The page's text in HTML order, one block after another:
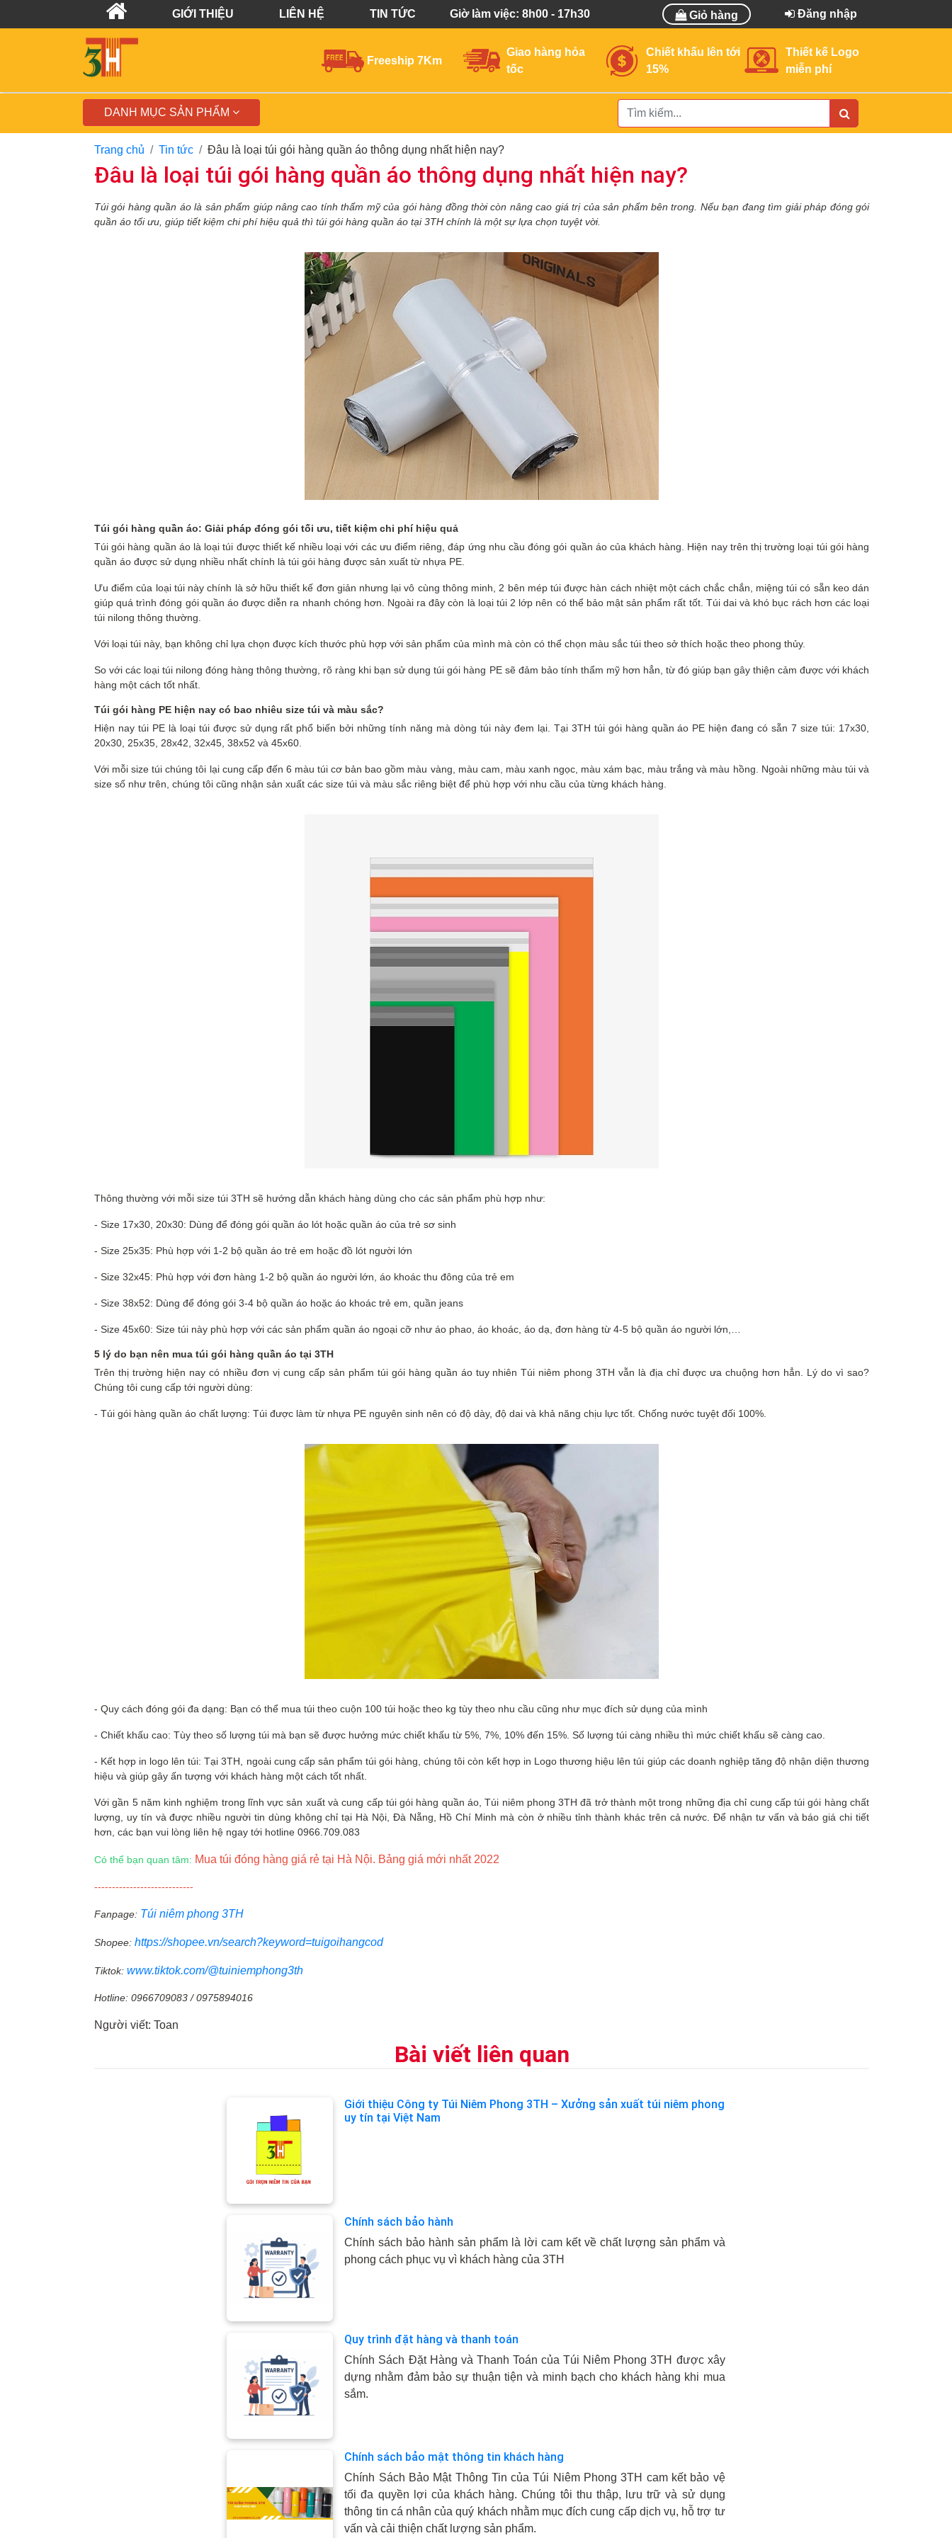
GIỚI THIỆU LIÊN HỆ TIN TỨC Giờ làm việc: 8h00 - 17h30 Giỏ hàng Đăng nhập
Freeship 7Km
Giao hàng hỏa
tốc
Chiết khấu lên tới
15%
Thiết kế Logo
miễn phí
DANH MỤC SẢN PHẨM
Trang chủ Tin tức Đâu là loại túi gói hàng quần áo thông dụng nhất hiện nay?
Đâu là loại túi gói hàng quần áo thông dụng nhất hiện nay?
Túi gói hàng quần áolà sản phẩm giúpnâng cao tính thẩm mỹ của gói hàng đồng thời còn nâng cao giá trị của sản phẩm bên trong. Nếu bạn đang tìm giải pháp đóng gói
quần áo tối ưu, giúp tiết kiệm chi phí hiệu quả thì túi gói hàng quần áo tại 3TH chính là một sự lựa chọn tuyệt vời.
Túi gói hàng quần áo: Giải pháp đóng gói tối ưu, tiết kiệm chi phí hiệu quả
Túi gói hàng quần áo là loại túi được thiết kế nhiều loại với các ưu điểm riêng, đáp ứng nhu cầu đóng gói quần áo của khách hàng. Hiện nay trên thị trường loại túi gói hàng
quần áo được sử dụng nhiều nhất chính là túi gói hàng được sản xuất từ nhựa PE.
Ưu điểm của loại túi này chính là sở hữu thiết kế đơn giản nhưng lại vô cùng thông minh, 2 bên mép túi được hàn cách nhiệt một cách chắc chắn, miệng túi có sẵn keo dán
giúp quá trình đóng gói quần áo được diễn ra nhanh chóng hơn. Ngoài ra đây còn là loại túi 2 lớp nên có thể bảo mật sản phẩm rất tốt. Túi dai và khó bục rách hơn các loại
túi nilong thông thường.
Với loại túi này, bạn không chỉ lựa chọn được kích thước phù hợp với sản phẩm của mình mà còn có thể chọn màu sắc túi theo sở thích hoặc theo phong thủy.
So với các loại túi nilong đóng hàng thông thường, rõ ràng khi bạn sử dụng túi gói hàng PE sẽ đảm bảo tính thẩm mỹ hơn hẳn, từ đó giúp bạn gây thiện cảm được với khách
hàng một cách tốt nhất.
Túi gói hàng PE hiện nay có bao nhiêu size túi và màu sắc?
Hiện nay túi PE là loại túi được sử dụng rất phổ biến bởi những tính năng mà dòng túi này đem lại. Tại 3TH túi gói hàng quần áo PE hiện đang có sẵn 7 size túi: 17x30,
20x30, 25x35, 28x42, 32x45, 38x52 và 45x60.
Với mỗi size túi chúng tôi lại cung cấp đến 6 màu túi cơ bản bao gồm màu vàng, màu cam, màu xanh ngọc, màu xám bạc, màu trắng và màu hồng. Ngoài những màu túi và
size số như trên, chúng tôi cũng nhận sản xuất các size túi và màu sắc riêng biệt để phù hợp với nhu cầu của từng khách hàng.
Thông thường với mỗi size túi 3TH sẽ hướng dẫn khách hàng dùng cho các sản phẩm phù hợp như:
- Size 17x30, 20x30: Dùng để đóng gói quần áo lót hoặc quần áo của trẻ sơ sinh
- Size 25x35: Phù hợp với 1-2 bộ quần áo trẻ em hoặc đồ lót người lớn
- Size 32x45: Phù hợp với đơn hàng 1-2 bộ quần áo người lớn, áo khoác thu đông của trẻ em
- Size 38x52: Dùng để đóng gói 3-4 bộ quần áo hoặc áo khoác trẻ em, quần jeans
- Size 45x60: Size túi này phù hợp với các sản phẩm quần áo ngoại cỡ như áo phao, áo khoác, áo dạ, đơn hàng từ 4-5 bộ quần áo người lớn,…
5 lý do bạn nên mua túi gói hàng quần áo tại 3TH
Trên thị trường hiện nay có nhiều đơn vị cung cấp sản phẩm túi gói hàng quần áo tuy nhiên Túi niêm phong 3TH vẫn là địa chỉ được ưa chuộng hơn hẳn. Lý do vì sao?
Chúng tôi cung cấp tới người dùng:
- Túi gói hàng quần áo chất lượng: Túi được làm từ nhựa PE nguyên sinh nên có độ dày, độ dai và khả năng chịu lực tốt. Chống nước tuyệt đối 100%.
- Quy cách đóng gói đa dạng: Bạn có thể mua túi theo cuộn 100 túi hoặc theo kg tùy theo nhu cầu cũng như mục đích sử dụng của mình
- Chiết khấu cao: Tùy theo số lượng túi mà bạn sẽ được hưởng mức chiết khấu từ 5%, 7%, 10% đến 15%. Số lượng túi càng nhiều thì mức chiết khấu sẽ càng cao.
- Kết hợp in logo lên túi: Tại 3TH, ngoài cung cấp sản phẩm túi gói hàng, chúng tôi còn kết hợp in Logo thương hiệu lên túi giúp các doanh nghiệp tăng độ nhận diện thương
hiệu và giúp gây ấn tượng với khách hàng một cách tốt nhất.
Với gần 5 năm kinh nghiệm trong lĩnh vực sản xuất và cung cấp túi gói hàng quần áo, Túi niêm phong 3TH đã trở thành một trong những địa chỉ cung cấp túi gói hàng chất
lượng, uy tín và được nhiều người tin dùng không chỉ tại Hà Nội, Đà Nẵng, Hồ Chí Minh mà còn ở nhiều tỉnh thành khác trên cả nước. Để nhận tư vấn và báo giá chi tiết
hơn, các bạn vui lòng liên hệ ngay tới hotline 0966.709.083
Có thể bạn quan tâm: Mua túi đóng hàng giá rẻ tại Hà Nội. Bảng giá mới nhất 2022
----------------------------
Fanpage: Túi niêm phong 3TH
Shopee: https://shopee.vn/search?keyword=tuigoihangcod
Tiktok: www.tiktok.com/@tuiniemphong3th
Hotline: 0966709083 / 0975894016
Người viết: Toan
Bài viết liên quan
Giới thiệu Công ty Túi Niêm Phong 3TH – Xưởng sản xuất túi niêm phong
uy tín tại Việt Nam
Chính sách bảo hành
Chính sách bảo hành sản phẩm là lời cam kết về chất lượng sản phẩm và
phong cách phục vụ vì khách hàng của 3TH
Quy trình đặt hàng và thanh toán
Chính Sách Đặt Hàng và Thanh Toán của Túi Niêm Phong 3TH được xây
dựng nhằm đảm bảo sự thuận tiện và minh bạch cho khách hàng khi mua
sắm.
Chính sách bảo mật thông tin khách hàng
Chính Sách Bảo Mật Thông Tin của Túi Niêm Phong 3TH cam kết bảo vệ
tối đa quyền lợi của khách hàng. Chúng tôi thu thập, lưu trữ và sử dụng
thông tin cá nhân của quý khách nhằm mục đích cung cấp dịch vụ, hỗ trợ tư
vấn và cải thiện chất lượng sản phẩm.